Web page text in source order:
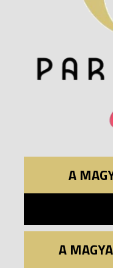
A
A